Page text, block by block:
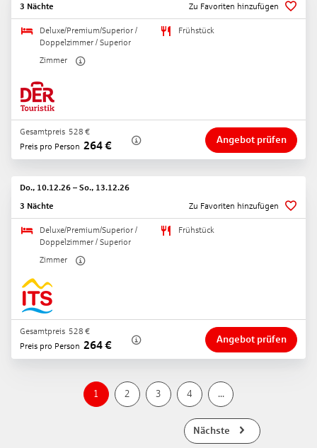
3 Nächte
Zu Favoriten hinzufügen
Deluxe/Premium/Superior /
Doppelzimmer / Superior
Zimmer
Frühstück
Preis pro Person 264€
Gesamtpreis 528 €
Angebot prüfen
Do., 10.12.26 – So., 13.12.26
3 Nächte
Zu Favoriten hinzufügen
Deluxe/Premium/Superior /
Doppelzimmer / Superior
Zimmer
Frühstück
Preis pro Person 264€
Gesamtpreis 528 €
Angebot prüfen
1 2 3 4 ...
Nächste